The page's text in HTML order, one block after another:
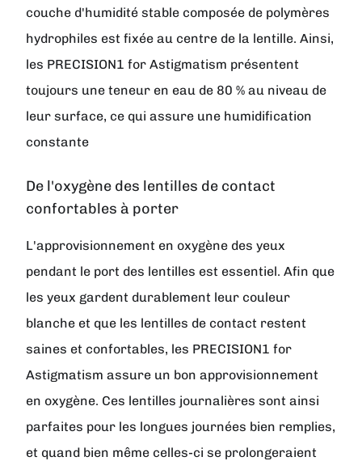
couche d'humidité stable composée de polymères
hydrophiles est fixée au centre de la lentille. Ainsi,
les PRECISION1 for Astigmatism présentent
toujours une teneur en eau de 80 % au niveau de
leur surface, ce qui assure une humidification
constante
De l'oxygène des lentilles de contact
confortables à porter
L'approvisionnement en oxygène des yeux
pendant le port des lentilles est essentiel. Afin que
les yeux gardent durablement leur couleur
blanche et que les lentilles de contact restent
saines et confortables, les PRECISION1 for
Astigmatism assure un bon approvisionnement
en oxygène. Ces lentilles journalières sont ainsi
parfaites pour les longues journées bien remplies,
et quand bien même celles-ci se prolongeraient